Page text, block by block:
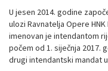
U jesen 2014. godine
ulozi Ravnatelja Opere
imenovan je intendantom
počem od 1. siječnja 2017.
drugi intendantski mandat u